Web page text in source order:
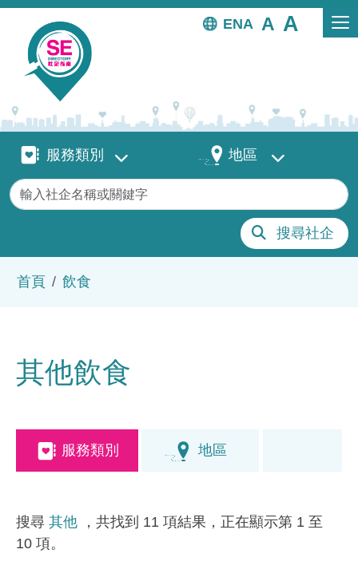
移至主內容
EN
服務類別服務類別 地區 地區
關鍵字
搜尋社企
首頁 飲食
其他飲食
服務類別 地區
搜尋 其他
，共找到 11 項結果，正在顯示第 1 至
10 項。